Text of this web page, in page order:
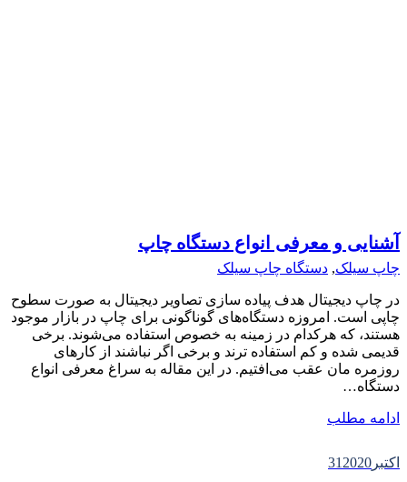
آشنایی و معرفی انواع دستگاه چاپ
چاپ سیلک, دستگاه چاپ سیلک
در چاپ دیجیتال هدف پیاده سازی تصاویر دیجیتال به صورت سطوح
چاپی است. امروزه دستگاه‌های گوناگونی برای چاپ در بازار موجود
هستند، که هرکدام در زمینه به خصوص استفاده می‌شوند. برخی
قدیمی شده و کم استفاده ترند و برخی اگر نباشند از کارهای
روزمره مان عقب می‌افتیم. در این مقاله به سراغ معرفی انواع
دستگاه…
ادامه مطلب
اکتبر 31 2020